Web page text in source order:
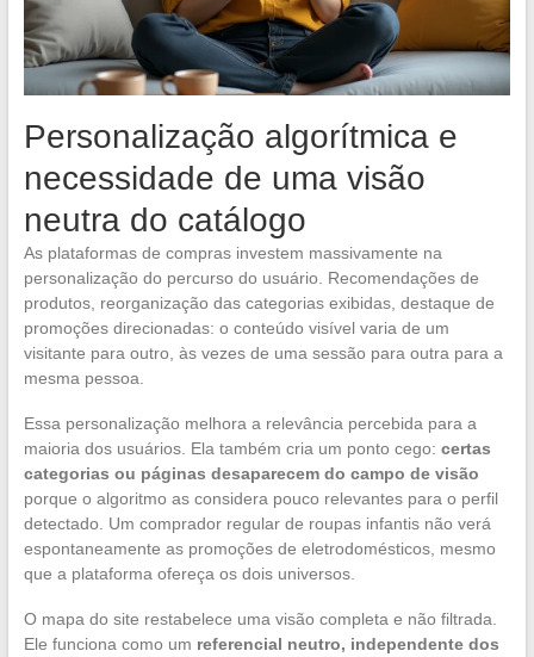
Personalização algorítmica e
necessidade de uma visão
neutra do catálogo
As plataformas de compras investem massivamente na
personalização do percurso do usuário. Recomendações de
produtos, reorganização das categorias exibidas, destaque de
promoções direcionadas: o conteúdo visível varia de um
visitante para outro, às vezes de uma sessão para outra para a
mesma pessoa.
Essa personalização melhora a relevância percebida para a
maioria dos usuários. Ela também cria um ponto cego: certas
categorias ou páginas desaparecem do campo de visão
porque o algoritmo as considera pouco relevantes para o perfil
detectado. Um comprador regular de roupas infantis não verá
espontaneamente as promoções de eletrodomésticos, mesmo
que a plataforma ofereça os dois universos.
O mapa do site restabelece uma visão completa e não filtrada.
Ele funciona como um referencial neutro, independente dos